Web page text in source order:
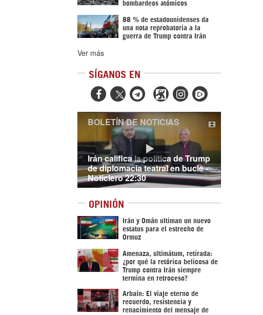
bombardeos atómicos
88 % de estadounidenses da
una nota reprobatoria a la
guerra de Trump contra Irán
Ver más
SÍGANOS EN
  
Irán califica la política de Trump
de diplomacia teatral en bucle -
Noticiero 22:30
BOLETÍN DE NOTICIAS
OPINIÓN
Irán y Omán ultiman un nuevo
estatus para el estrecho de
Ormuz
Amenaza, ultimátum, retirada:
¿por qué la retórica belicosa de
Trump contra Irán siempre
termina en retroceso?
Arbaín: El viaje eterno de
recuerdo, resistencia y
renacimiento del mensaje de